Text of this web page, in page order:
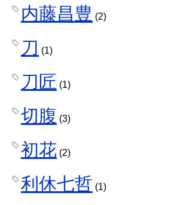
内藤昌豊 (2)
刀 (1)
刀匠 (1)
切腹 (3)
初花 (2)
利休七哲 (1)